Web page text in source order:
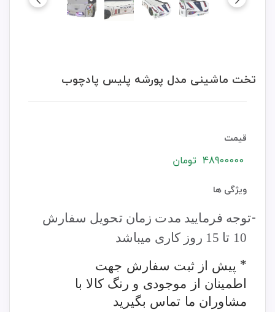
تخت ماشینی مدل پورشه پلیس پادچوب
قیمت
48900000 تومان
ویژگی ها
-توجه فرمایید مدت زمان تحویل سفارش
10 تا 15 روز کاری میباشد
* پیش از ثبت سفارش جهت
اطمینان از موجودی و رنگ کالا با
مشاوران ما تماس بگیرید